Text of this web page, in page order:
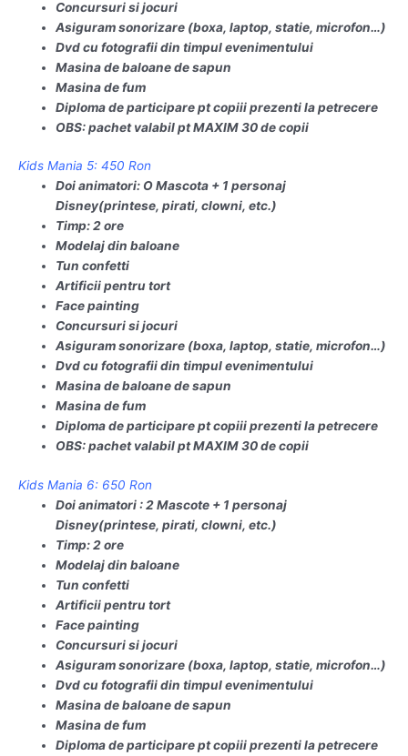
Concursuri si jocuri
Asiguram sonorizare (boxa, laptop, statie, microfon…)
Dvd cu fotografii din timpul evenimentului
Masina de baloane de sapun
Masina de fum
Diploma de participare pt copiii prezenti la petrecere
OBS: pachet valabil pt MAXIM 30 de copii
Kids Mania 5: 450 Ron
Doi animatori: O Mascota + 1 personaj
Disney(printese, pirati, clowni, etc.)
Timp: 2 ore
Modelaj din baloane
Tun confetti
Artificii pentru tort
Face painting
Concursuri si jocuri
Asiguram sonorizare (boxa, laptop, statie, microfon…)
Dvd cu fotografii din timpul evenimentului
Masina de baloane de sapun
Masina de fum
Diploma de participare pt copiii prezenti la petrecere
OBS: pachet valabil pt MAXIM 30 de copii
Kids Mania 6: 650 Ron
Doi animatori : 2 Mascote + 1 personaj
Disney(printese, pirati, clowni, etc.)
Timp: 2 ore
Modelaj din baloane
Tun confetti
Artificii pentru tort
Face painting
Concursuri si jocuri
Asiguram sonorizare (boxa, laptop, statie, microfon…)
Dvd cu fotografii din timpul evenimentului
Masina de baloane de sapun
Masina de fum
Diploma de participare pt copiii prezenti la petrecere